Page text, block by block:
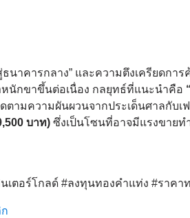
นาคารกลาง” และความตึงเครียดกา
นักขาขึ้นต่อเนื่อง กลยุทธ์ที่แนะนำคือ
ามความผันผวนจากประเด็นศาลกับเ
บาท) ซึ่งเป็นโซนที่อาจมีแรงขายท
นเตอร์โกลด์ #ลงทุนทองคำแท่ง #ราค